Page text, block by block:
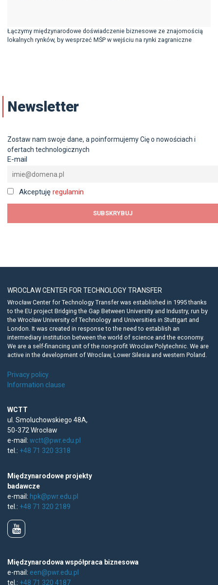
Łączymy międzynarodowe doświadczenie biznesowe ze znajomością
lokalnych rynków, by wesprzeć MŚP w wejściu na rynki zagraniczne
Newsletter
Zostaw nam swoje dane, a poinformujemy Cię o nowościach i
ofertach technologicznych
E-mail
Akceptujęregulamin
WROCLAW CENTER FOR TECHNOLOGY TRANSFER
Wrocław Center for Technology Transfer was established in 1995 thanks
to the EU project Bridging the Gap Between University and Industry, run by
the Wrocław University of Technology and Universities in Stuttgart and
London. It was created in response to the need to establish an
intermediary institution between the world of science and the economy.
We are a self-financing unit of the non-profit Wroclaw Polytechnic. We are
active in the development of Wroclaw, Lower Silesia and western Poland.
Privacy policy
Information clause
WCTT
ul. Smoluchowskiego 48A,
50-372 Wrocław
e-mail: wctt@pwr.edu.pl
tel.: +48 71 320 3318
Międzynarodowe projekty
badawcze
e-mail: hpk@pwr.edu.pl
tel.: +48 71 320 2189
Międzynarodowa współpraca biznesowa
e-mail: een@pwr.edu.pl
tel.: +48 71 320 4187